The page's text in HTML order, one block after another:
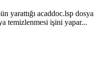
yarattığı acaddoc.lsp
temizlenmesi işini yapar...